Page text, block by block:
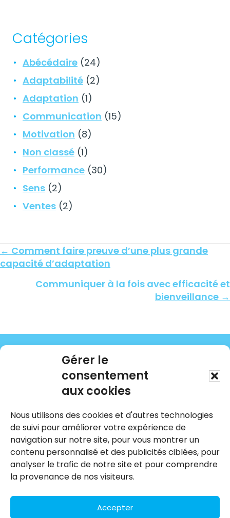
Gérer le
consentement
aux cookies
Nous utilisons des cookies et d'autres technologies
de suivi pour améliorer votre expérience de
navigation sur notre site, pour vous montrer un
contenu personnalisé et des publicités ciblées, pour
analyser le trafic de notre site et pour comprendre
la provenance de nos visiteurs.
Accepter
Catégories
Abécédaire (24)
Adaptabilité (2)
Adaptation (1)
Communication (15)
Motivation (8)
Non classé (1)
Performance (30)
Sens (2)
Ventes (2)
Posts
navigation
← Comment faire preuve d’une plus grande
capacité d’adaptation
Communiquer à la fois avec efficacité et
bienveillance →
Nous joindre
HOLOMANCE
COACHING | FORMATION | CONSULTATION
514 209-2758
info@holomance.com